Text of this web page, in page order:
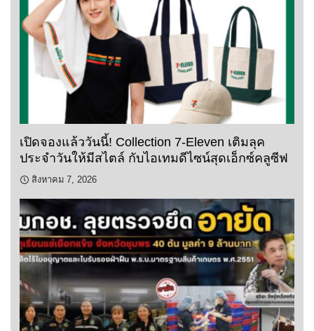
เปิดจองแล้ววันนี้! Collection 7-Eleven เติมลุค
ประจำวันให้มีสไตล์ กับไอเทมดีไซน์สุดเอ็กซ์คลูซีฟ
สิงหาคม 7, 2026